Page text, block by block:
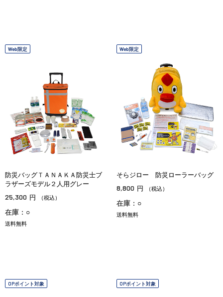
Web限定
防災バッグＴＡＮＡＫＡ防災士ブ
ラザーズモデル２人用グレー
25,300 円 （税込）
在庫：○
送料無料
Web限定
そらジロー 防災ローラーバッグ
8,800 円 （税込）
在庫：○
送料無料
OPポイント対象 OPポイント対象